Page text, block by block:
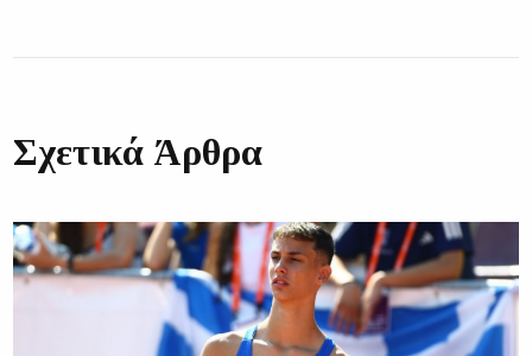
Σχετικά Άρθρα